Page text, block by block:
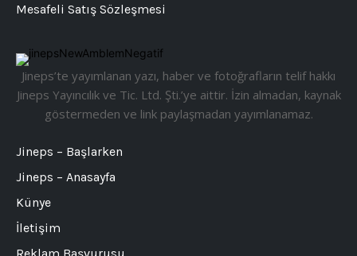
Jineps’te yayımlanan yazı, haber ve fotoğrafların telif hakkı
Jineps Yayıncılık ve Tic. Ltd. Şti.’ye aittir. İzin almadan, kaynak
göstermeden ve link paylaşmadan yayımlanamaz.
Jineps – Başlarken
Jineps – Anasayfa
Künye
İletişim
Mesafeli Satış Sözleşmesi